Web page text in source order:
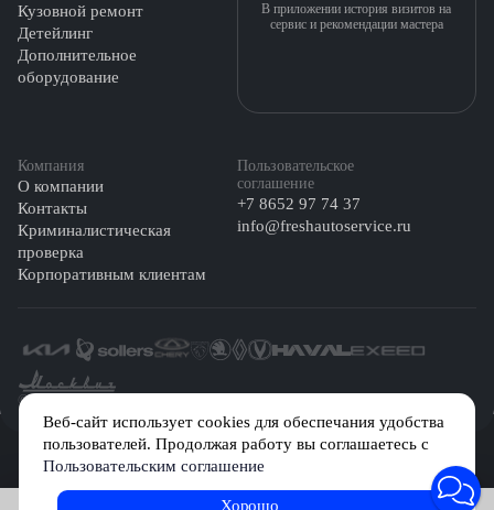
Веб-сайт использует cookies для обеспечания удобства
пользователей. Продолжая работу вы соглашаетесь с
Пользовательским соглашение
Хорошо
Кузовной ремонт
Детейлинг
Дополнительное
оборудование
Компания
О компании
Контакты
Криминалистическая
проверка
Корпоративным клиентам
Пользовательское
соглашение
+7 8652 97 74 37
info@freshautoservice.ru
В приложении история визитов на
сервис и рекомендации мастера
©️ 2026 Fresh Auto
Сетевое издание «Первый автомобильный маркетплейс» зарегистрировано
Решением Федеральной службы по надзору в сфере связи, информационных
технологий и массовых коммуникаций (Роскомнадзор) № Эл № ФС77-84512 от
29 декабря 2022 г.